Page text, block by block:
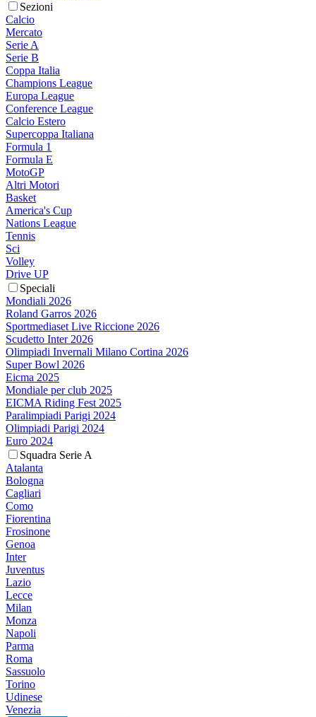
Sezioni
Calcio
Mercato
Serie A
Serie B
Coppa Italia
Champions League
Europa League
Conference League
Calcio Estero
Supercoppa Italiana
Formula 1
Formula E
MotoGP
Altri Motori
Basket
America's Cup
Nations League
Tennis
Sci
Volley
Drive UP
Speciali
Mondiali 2026
Roland Garros 2026
Sportmediaset Live Riccione 2026
Scudetto Inter 2026
Olimpiadi Invernali Milano Cortina 2026
Super Bowl 2026
Eicma 2025
Mondiale per club 2025
EICMA Riding Fest 2025
Paralimpiadi Parigi 2024
Olimpiadi Parigi 2024
Euro 2024
Squadra Serie A
Atalanta
Bologna
Cagliari
Como
Fiorentina
Frosinone
Genoa
Inter
Juventus
Lazio
Lecce
Milan
Monza
Napoli
Parma
Roma
Sassuolo
Torino
Udinese
Venezia